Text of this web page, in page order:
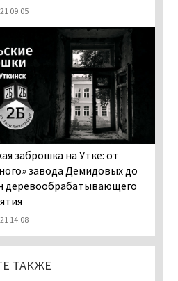
станет мировой
столицей
кино
13:20
Мэрия раскрыла имя
главной звезды Дня
города в Нижнем Тагиле
В Нижнем Тагиле
разыскивают 45-летнего
Виталия Говорухина
Во втором квартале
текущего года
мошенники украли у
09:05
заброшка на Утке: от
завода Демидовых до
деревообрабатывающего
14:08
ТАКЖЕ